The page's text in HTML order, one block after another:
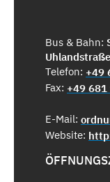
Bus & Bahn:
Uhlandstraße
Telefon: +49
Fax: +49
E-Mail:
Website: